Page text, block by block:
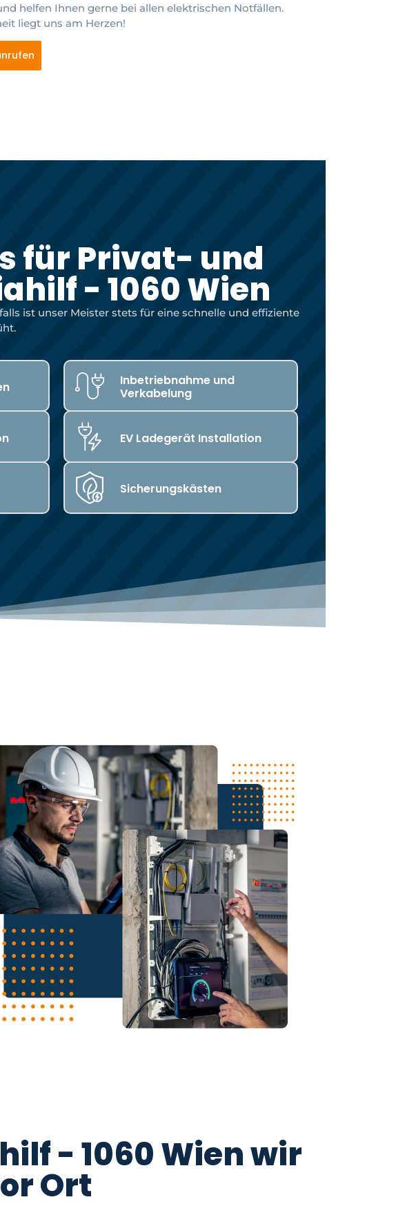
helfen Ihnen gerne bei allen elektrischen Notfällen.
liegt uns am Herzen!
für Privat- und
- 1060 Wien
ist unser Meister stets für eine schnelle und effiziente
Inbetriebnahme und
Verkabelung
EV Ladegerät Installation
Sicherungskästen
- 1060 Wien wir
Ort